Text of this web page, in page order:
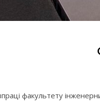
факультету